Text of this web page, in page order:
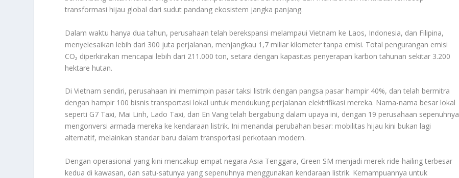
transformasi hijau global dari sudut pandang ekosistem jangka panjang.
Dalam waktu hanya dua tahun, perusahaan telah berekspansi melampaui Vietnam ke Laos, Indonesia, dan Filipina,
menyelesaikan lebih dari 300 juta perjalanan, menjangkau 1,7 miliar kilometer tanpa emisi. Total pengurangan emisi
CO₂ diperkirakan mencapai lebih dari 211.000 ton, setara dengan kapasitas penyerapan karbon tahunan sekitar 3.200
hektare hutan.
Di Vietnam sendiri, perusahaan ini memimpin pasar taksi listrik dengan pangsa pasar hampir 40%, dan telah bermitra
dengan hampir 100 bisnis transportasi lokal untuk mendukung perjalanan elektrifikasi mereka. Nama-nama besar lokal
seperti G7 Taxi, Mai Linh, Lado Taxi, dan En Vang telah bergabung dalam upaya ini, dengan 19 perusahaan sepenuhnya
mengonversi armada mereka ke kendaraan listrik. Ini menandai perubahan besar: mobilitas hijau kini bukan lagi
alternatif, melainkan standar baru dalam transportasi perkotaan modern.
Dengan operasional yang kini mencakup empat negara Asia Tenggara, Green SM menjadi merek ride-hailing terbesar
kedua di kawasan, dan satu-satunya yang sepenuhnya menggunakan kendaraan listrik. Kemampuannya untuk